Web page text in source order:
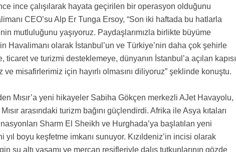
ince çalışılarak hayata geçirilen bir operasyon olduğunu
CEO’su Alp Er Tunga Ersoy, “Son iki haftada bu hatlarla
mutluluğunu yaşıyoruz. Paydaşlarımızla birlikte büyüme
Havalimanı olarak İstanbul’un ve Türkiye’nin daha çok şehirle
ve turizmi desteklemeye, dünyanın İstanbul’a açılan kapısı
misafirlerimiz için hayırlı olmasını diliyoruz” şeklinde konuştu.
Mısır’a yeni hikayeler Sabiha Gökçen merkezli AJet Havayolu,
arasındaki turizm bağını güçlendirdi. Afrika ile Asya kıtaları
Sharm El Sheikh ve Hurghada’ya başlatılan yeni
boyu keşfetme imkanı sunuyor. Kızıldeniz’in incisi olarak
su altı yaşamı ve mercan resifleriyle dalış tutkunlarının gözde